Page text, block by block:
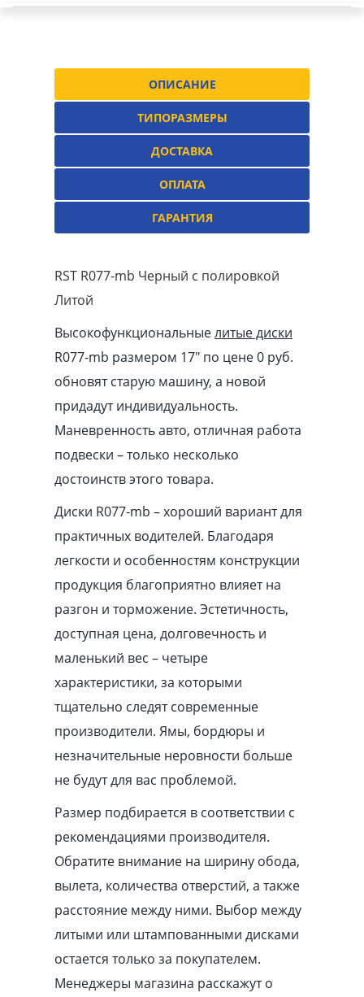
ОПИСАНИЕ
ТИПОРАЗМЕРЫ
ДОСТАВКА
ОПЛАТА
ГАРАНТИЯ
RST R077-mb Черный с полировкой
Литой
Высокофункциональныелитые диски
R077-mb размером 17″ по цене 0 руб.
обновят старую машину, а новой
придадут индивидуальность.
Маневренность авто, отличная работа
подвески – только несколько
достоинств этого товара.
Диски R077-mb – хороший вариант для
практичных водителей. Благодаря
легкости и особенностям конструкции
продукция благоприятно влияет на
разгон и торможение. Эстетичность,
доступная цена, долговечность и
маленький вес – четыре
характеристики, за которыми
тщательно следят современные
производители. Ямы, бордюры и
незначительные неровности больше
не будут для вас проблемой.
Размер подбирается в соответствии с
рекомендациями производителя.
Обратите внимание на ширину обода,
вылета, количества отверстий, а также
расстояние между ними. Выбор между
литыми или штампованными дисками
остается только за покупателем.
Менеджеры магазина расскажут о